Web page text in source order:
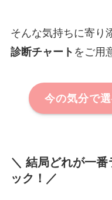
そんな気持ちに寄り
診断チャート をご用
今の気分で
＼ 結局どれが一
ック！／